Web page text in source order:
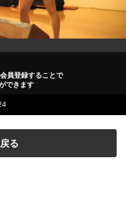
員登録することで
できます
る